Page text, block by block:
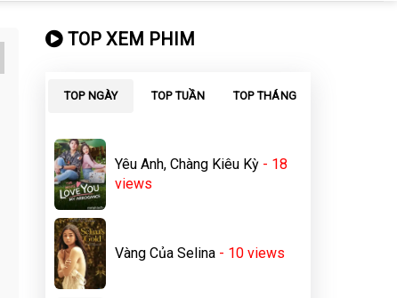
TOP XEM PHIM
TOP NGÀY TOP TUẦN TOP THÁNG
Yêu Anh, Chàng Kiêu Kỳ - 18
views
Vàng Của Selina - 10 views